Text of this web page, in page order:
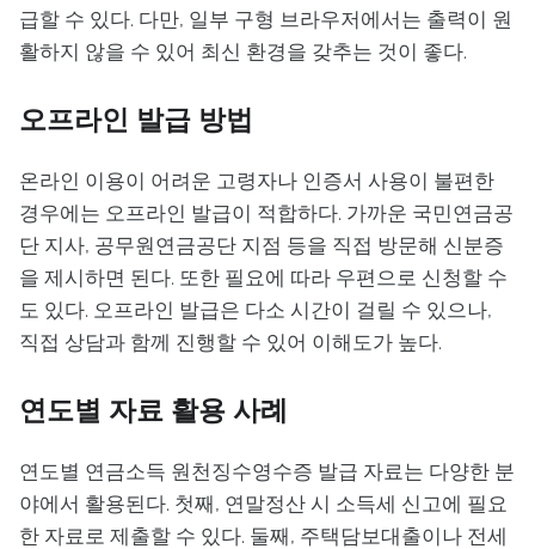
급할 수 있다. 다만, 일부 구형 브라우저에서는 출력이 원
활하지 않을 수 있어 최신 환경을 갖추는 것이 좋다.
오프라인 발급 방법
온라인 이용이 어려운 고령자나 인증서 사용이 불편한
경우에는 오프라인 발급이 적합하다. 가까운 국민연금공
단 지사, 공무원연금공단 지점 등을 직접 방문해 신분증
을 제시하면 된다. 또한 필요에 따라 우편으로 신청할 수
도 있다. 오프라인 발급은 다소 시간이 걸릴 수 있으나,
직접 상담과 함께 진행할 수 있어 이해도가 높다.
연도별 자료 활용 사례
연도별 연금소득 원천징수영수증 발급 자료는 다양한 분
야에서 활용된다. 첫째, 연말정산 시 소득세 신고에 필요
한 자료로 제출할 수 있다. 둘째, 주택담보대출이나 전세